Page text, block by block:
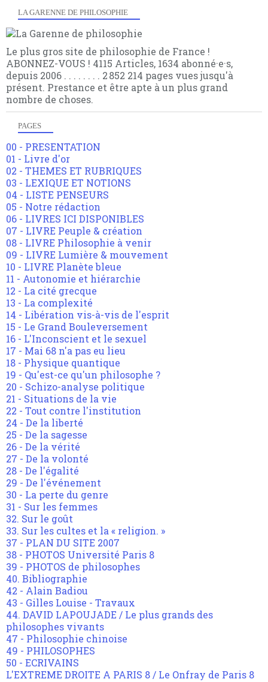
LA GARENNE DE PHILOSOPHIE
Le plus gros site de philosophie de France !
ABONNEZ-VOUS ! 4115 Articles, 1634 abonné·e·s,
depuis 2006 . . . . . . . . 2 852 214 pages vues jusqu'à
présent. Prestance et être apte à un plus grand
nombre de choses.
PAGES
00 - PRESENTATION
01 - Livre d'or
02 - THEMES ET RUBRIQUES
03 - LEXIQUE ET NOTIONS
04 - LISTE PENSEURS
05 - Notre rédaction
06 - LIVRES ICI DISPONIBLES
07 - LIVRE Peuple & création
08 - LIVRE Philosophie à venir
09 - LIVRE Lumière & mouvement
10 - LIVRE Planète bleue
11 - Autonomie et hiérarchie
12 - La cité grecque
13 - La complexité
14 - Libération vis-à-vis de l'esprit
15 - Le Grand Bouleversement
16 - L'Inconscient et le sexuel
17 - Mai 68 n'a pas eu lieu
18 - Physique quantique
19 - Qu'est-ce qu'un philosophe ?
20 - Schizo-analyse politique
21 - Situations de la vie
22 - Tout contre l'institution
24 - De la liberté
25 - De la sagesse
26 - De la vérité
27 - De la volonté
28 - De l'égalité
29 - De l'événement
30 - La perte du genre
31 - Sur les femmes
32. Sur le goût
33. Sur les cultes et la « religion. »
37 - PLAN DU SITE 2007
38 - PHOTOS Université Paris 8
39 - PHOTOS de philosophes
40. Bibliographie
42 - Alain Badiou
43 - Gilles Louise - Travaux
44. DAVID LAPOUJADE / Le plus grands des
philosophes vivants
47 - Philosophie chinoise
49 - PHILOSOPHES
50 - ECRIVAINS
L'EXTREME DROITE A PARIS 8 / Le Onfray de Paris 8